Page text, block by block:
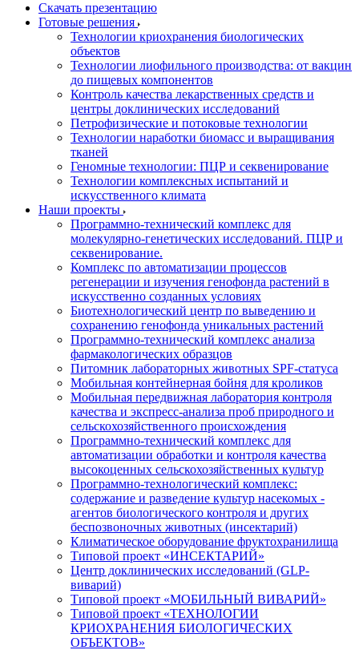
Скачать презентацию
Готовые решения
Технологии криохранения биологических
объектов
Технологии лиофильного производства: от вакцин
до пищевых компонентов
Контроль качества лекарственных средств и
центры доклинических исследований
Петрофизические и потоковые технологии
Технологии наработки биомасс и выращивания
тканей
Геномные технологии: ПЦР и секвенирование
Технологии комплексных испытаний и
искусственного климата
Наши проекты
Программно-технический комплекс для
молекулярно-генетических исследований. ПЦР и
секвенирование.
Комплекс по автоматизации процессов
регенерации и изучения генофонда растений в
искусственно созданных условиях
Биотехнологический центр по выведению и
сохранению генофонда уникальных растений
Программно-технический комплекс анализа
фармакологических образцов
Питомник лабораторных животных SPF-статуса
Мобильная контейнерная бойня для кроликов
Мобильная передвижная лаборатория контроля
качества и экспресс-анализа проб природного и
сельскохозяйственного происхождения
Программно-технический комплекс для
автоматизации обработки и контроля качества
высокоценных сельскохозяйственных культур
Программно-технологический комплекс:
содержание и разведение культур насекомых -
агентов биологического контроля и других
беспозвоночных животных (инсектарий)
Климатическое оборудование фруктохранилища
Типовой проект «ИНСЕКТАРИЙ»
Центр доклинических исследований (GLP-
виварий)
Типовой проект «МОБИЛЬНЫЙ ВИВАРИЙ»
Типовой проект «ТЕХНОЛОГИИ
КРИОХРАНЕНИЯ БИОЛОГИЧЕСКИХ
ОБЪЕКТОВ»